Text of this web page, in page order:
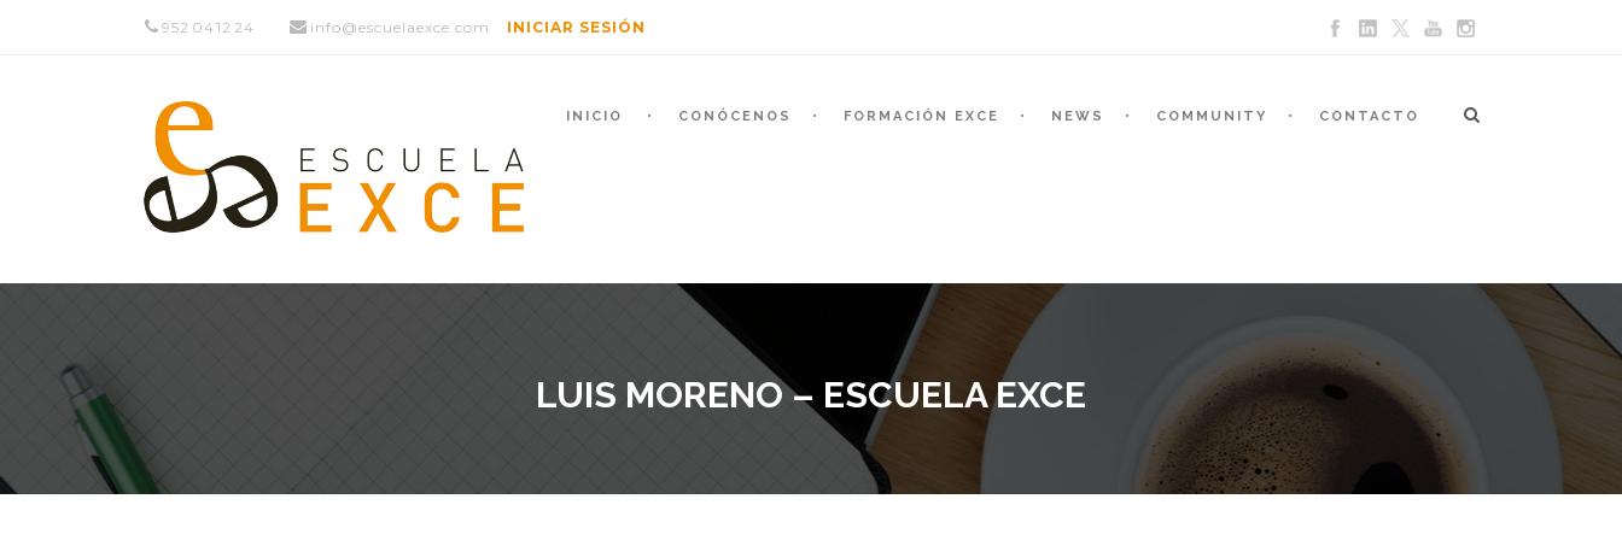
952 04 12 24 info@escuelaexce.com INICIAR SESIÓN
INICIO CONÓCENOS FORMACIÓN EXCE NEWS COMMUNITY CONTACTO
LUIS MORENO – ESCUELA EXCE